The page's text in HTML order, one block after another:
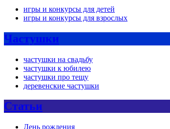
игры и конкурсы для детей
игры и конкурсы для взрослых
Частушки
частушки на свадьбу
частушки к юбилею
частушки про тещу
деревенские частушки
Статьи
День рождения